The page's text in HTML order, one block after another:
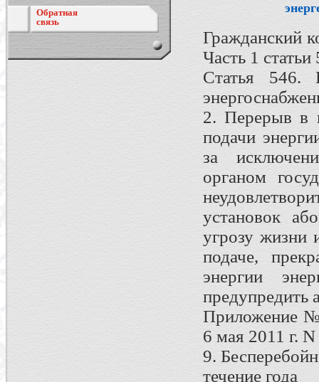
Обратная
связь
Гражданский
Часть 1
Статья 546.
2. Перерыв в
подачи
за
органом
установок
угрозу жизни
подаче,
энергии
предупредить
Приложение
6 мая 2011 г.
9.
течение года